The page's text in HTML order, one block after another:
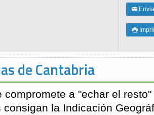
✉

de Cantabria
compromete a "echar el
consigan la Indicación